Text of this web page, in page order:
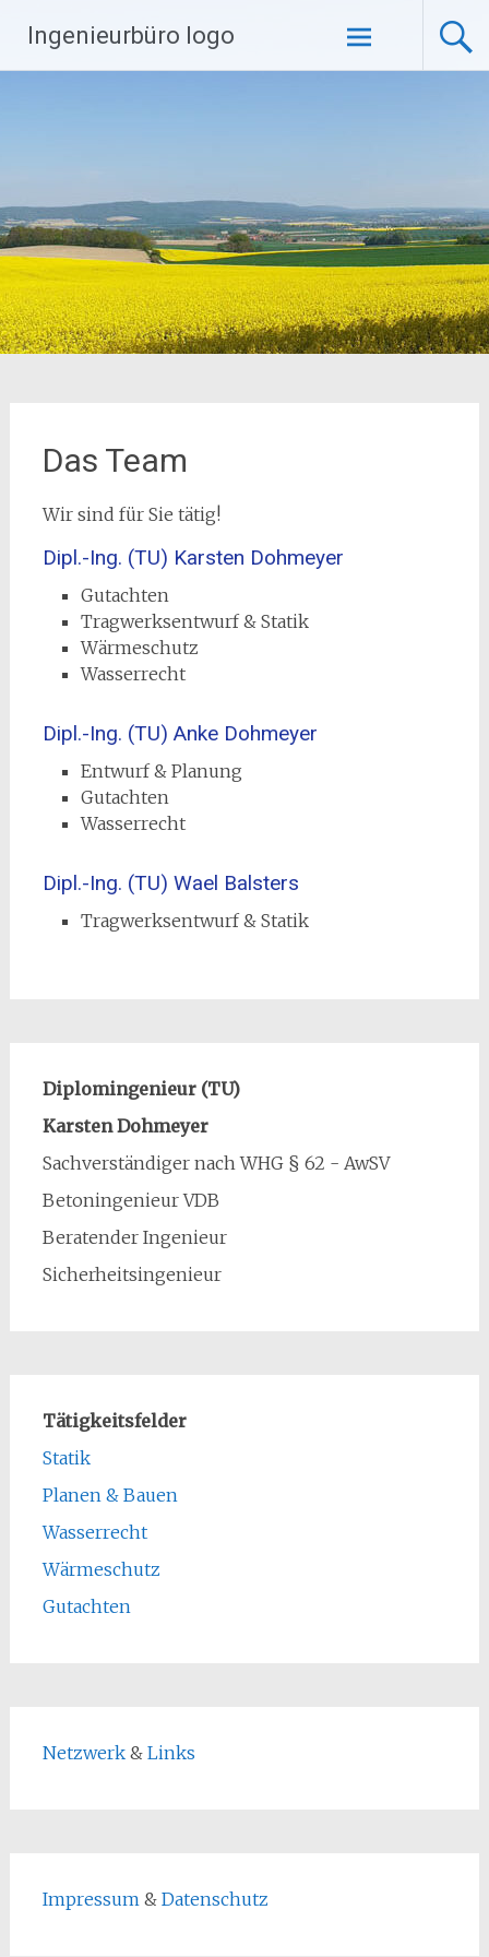
Inhalt
springen
Ingenieurbüro logo
Das Team
Wir sind für Sie tätig!
Dipl.-Ing. (TU) Karsten Dohmeyer
Gutachten
Tragwerksentwurf & Statik
Wärmeschutz
Wasserrecht
Dipl.-Ing. (TU) Anke Dohmeyer
Entwurf & Planung
Gutachten
Wasserrecht
Dipl.-Ing. (TU) Wael Balsters
Tragwerksentwurf & Statik
Diplomingenieur (TU)
Karsten Dohmeyer
Sachverständiger nach WHG § 62 - AwSV
Betoningenieur VDB
Beratender Ingenieur
Sicherheitsingenieur
Tätigkeitsfelder
Statik
Planen & Bauen
Wasserrecht
Wärmeschutz
Gutachten
Netzwerk& Links
Impressum& Datenschutz